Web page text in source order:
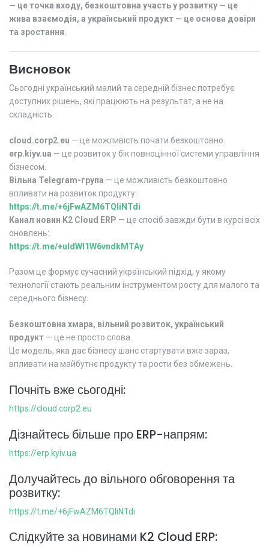
— це точка входу, безкоштовна участь у розвитку — це
жива взаємодія, а український продукт — це основа довіри
та зростання
Висновок
Сьогодні український малий та середній бізнес потребує
доступних рішень, які працюють на результат, а не на
складність.
cloud.corp2.eu — це можливість почати безкоштовно.
erp.kiyv.ua — це розвиток у бік повноцінної системи управління
бізнесом.
Вільна Telegram-група — це можливість безкоштовно
впливати на розвиток продукту:
https://t.me/+6jFwAZM6TQliNTdi
Канал новин K2 Cloud ERP — це спосіб завжди бути в курсі всіх
оновлень:
https://t.me/+uIdWI1W6vndkMTAy
Разом це формує сучасний український підхід, у якому
технології стають реальним інструментом росту для малого та
середнього бізнесу.
Безкоштовна хмара, вільний розвиток, український
продукт — це не просто слова.
Це модель, яка дає бізнесу шанс стартувати вже зараз,
впливати на майбутнє продукту та рости без обмежень.
Почніть вже сьогодні:
https://cloud.corp2.eu
Дізнайтесь більше про ERP-напрям:
https://erp.kyiv.ua
Долучайтесь до вільного обговорення та
розвитку:
https://t.me/+6jFwAZM6TQliNTdi
Слідкуйте за новинами K2 Cloud ERP: